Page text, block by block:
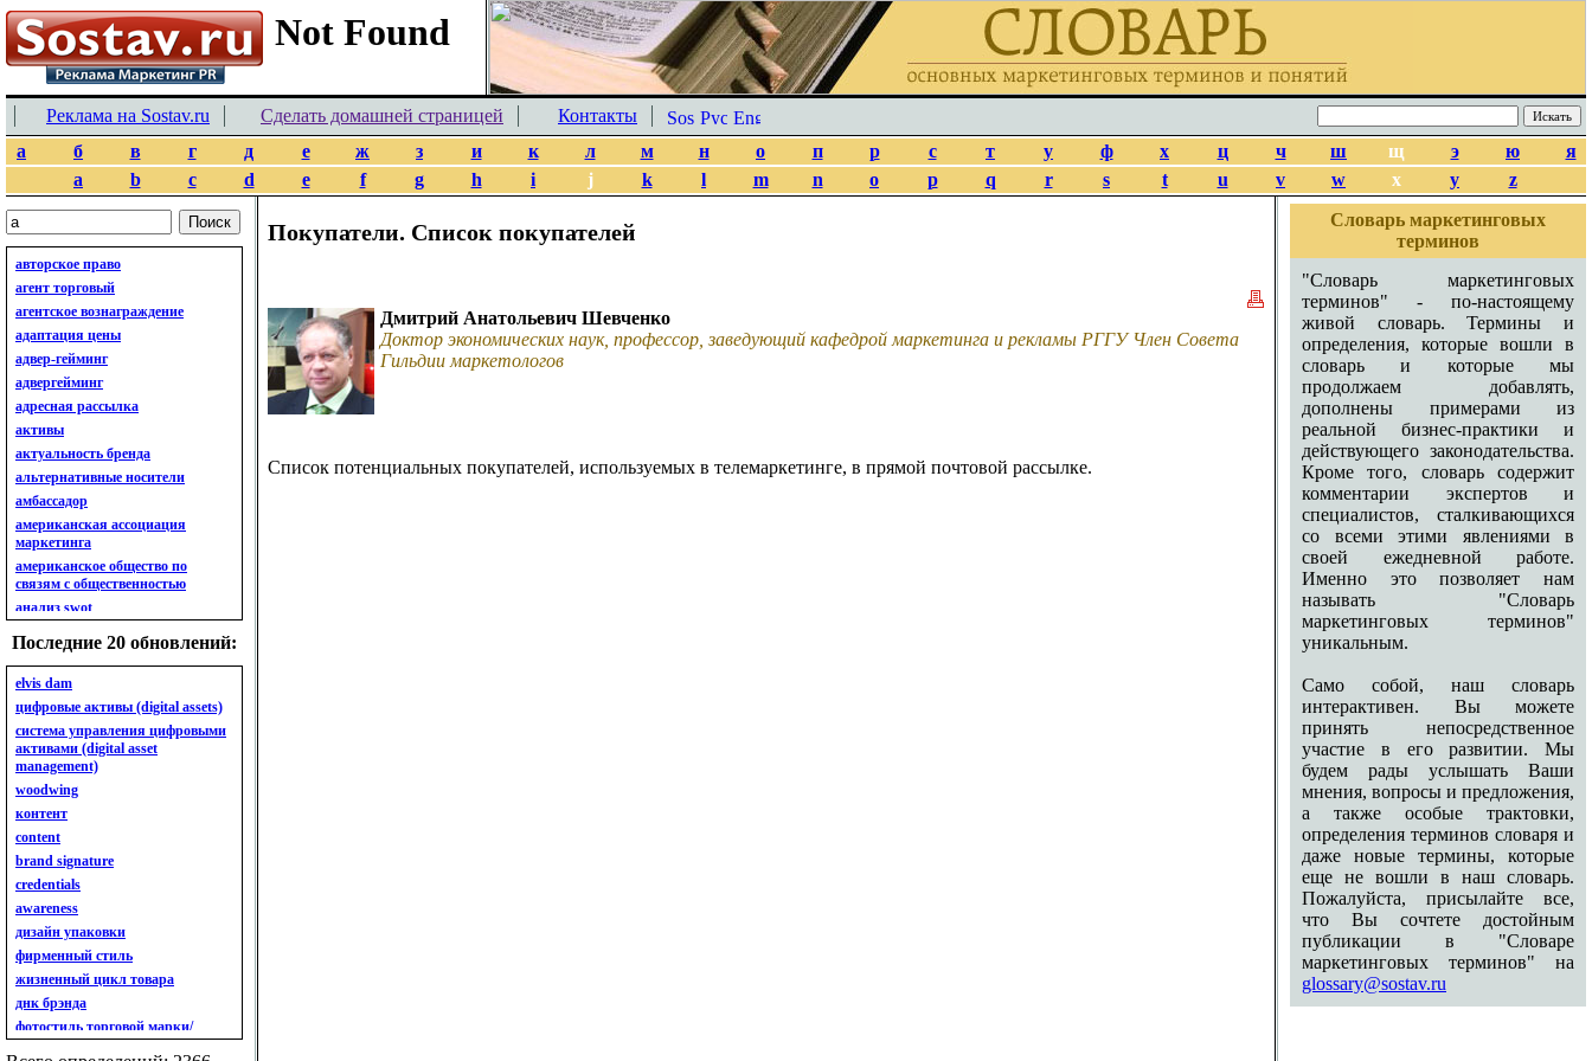
Реклама на Sostav.ru Сделать домашней страницей
Контакты
а
б в г д е ж з и к л м н о п р с т у ф х ц ч ш щ э ю
я
a
b c d e f g h i j k l m n o p q r s t u v w x y z
авторское право
агент торговый
агентское вознаграждение
адаптация цены
адвер-гейминг
адвергейминг
адресная рассылка
активы
актуальность бренда
альтернативные носители
амбассадор
американская ассоциация
маркетинга
американское общество по
связям с общественностью
анализ swot
анализ бизнес-портфеля
анализ имиджа
анализ кластерный
анализ конкурентов
анализ кросс-культурных
особенностей
анализ мак кинси «7s»
анализ макросистемы
анализ маркетинговый
анализ рынка
анализ ситуационный
анализ экспертный
индивидуальный
анкета
ассортимент
ассортимент товарный.
планирование товарного
ассортимента
ассортимент. глубина
Последние 20 обновлений:
elvis dam
цифровые активы (digital assets)
система управления цифровыми
активами (digital asset
management)
woodwing
контент
content
brand signature
credentials
awareness
дизайн упаковки
фирменный стиль
жизненный цикл товара
днк брэнда
фотостиль торговой марки/
линейки продукции
Покупатели. Список покупателей
Дмитрий Анатольевич Шевченко
Доктор экономических наук, профессор, заведующий кафедрой маркетинга и рекламы РГГУ Член Совета
Гильдии маркетологов
Список потенциальных покупателей, используемых в телемаркетинге, в прямой почтовой рассылке.
Словарь маркетинговых
терминов
"Словарь маркетинговых
терминов" - по-настоящему
живой словарь. Термины и
определения, которые вошли в
словарь и которые мы
продолжаем добавлять,
дополнены примерами из
реальной бизнес-практики и
действующего законодательства.
Кроме того, словарь содержит
комментарии экспертов и
специалистов, сталкивающихся
со всеми этими явлениями в
своей ежедневной работе.
Именно это позволяет нам
называть "Словарь
маркетинговых терминов"
уникальным.
Само собой, наш словарь
интерактивен. Вы можете
принять непосредственное
участие в его развитии. Мы
будем рады услышать Ваши
мнения, вопросы и предложения,
а также особые трактовки,
определения терминов словаря и
даже новые термины, которые
еще не вошли в наш словарь.
Пожалуйста, присылайте все,
что Вы сочтете достойным
публикации в "Словаре
маркетинговых терминов" на
glossary@sostav.ru